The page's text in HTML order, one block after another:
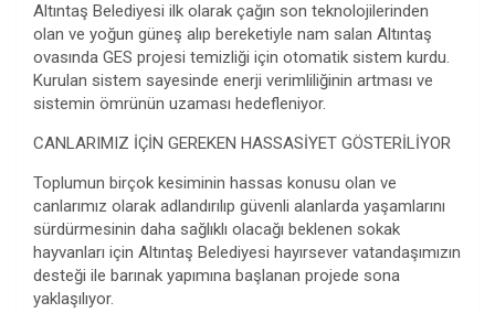
Altıntaş Belediyesi ilk olarak çağın son teknolojilerinden
olan ve yoğun güneş alıp bereketiyle nam salan Altıntaş
ovasında GES projesi temizliği için otomatik sistem kurdu.
Kurulan sistem sayesinde enerji verimliliğinin artması ve
sistemin ömrünün uzaması hedefleniyor.
CANLARIMIZ İÇİN GEREKEN HASSASİYET GÖSTERİLİYOR
Toplumun birçok kesiminin hassas konusu olan ve
canlarımız olarak adlandırılıp güvenli alanlarda yaşamlarını
sürdürmesinin daha sağlıklı olacağı beklenen sokak
hayvanları için Altıntaş Belediyesi hayırsever vatandaşımızın
desteği ile barınak yapımına başlanan projede sona
yaklaşılıyor.